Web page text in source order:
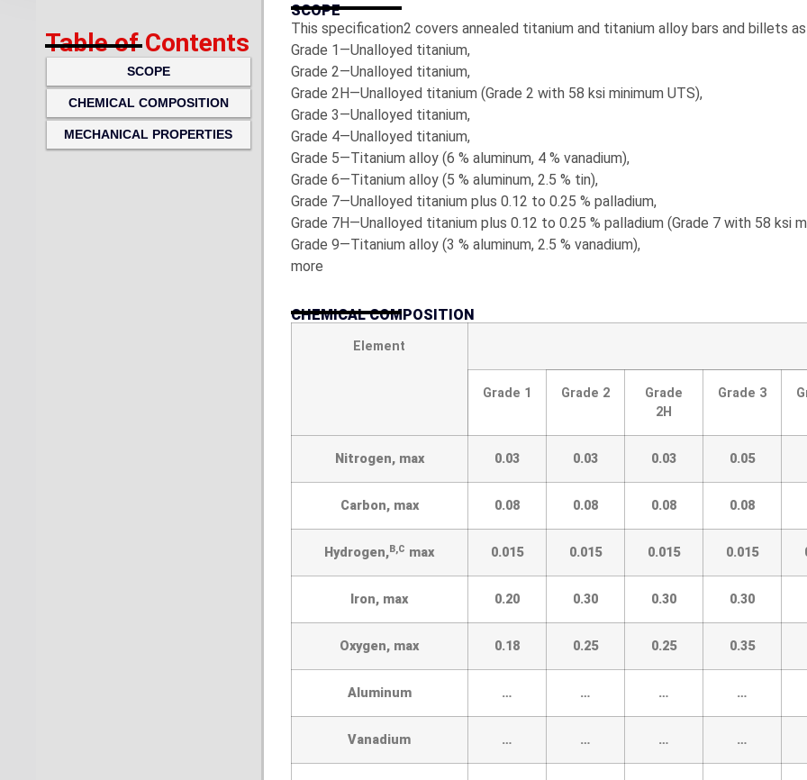
Table of Contents
SCOPE
CHEMICAL COMPOSITION
MECHANICAL PROPERTIES
SCOPE
This specification2 covers annealed titanium and titanium alloy bars and billets
Grade 1—Unalloyed titanium,
Grade 2—Unalloyed titanium,
Grade 2H—Unalloyed titanium (Grade 2 with 58 ksi minimum UTS),
Grade 3—Unalloyed titanium,
Grade 4—Unalloyed titanium,
Grade 5—Titanium alloy (6 % aluminum, 4 % vanadium),
Grade 6—Titanium alloy (5 % aluminum, 2.5 % tin),
Grade 7—Unalloyed titanium plus 0.12 to 0.25 % palladium,
Grade 7H—Unalloyed titanium plus 0.12 to 0.25 % palladium (Grade 7 with 58 ksi
Grade 9—Titanium alloy (3 % aluminum, 2.5 % vanadium),
more
CHEMICAL COMPOSITION
Element
Grade 1 Grade 2
Grade
2H
Grade 3
Nitrogen, max 0.03 0.03 0.03 0.05
Carbon, max 0.08 0.08 0.08 0.08
Hydrogen,B,C max 0.015 0.015 0.015 0.015
Iron, max 0.20 0.30 0.30 0.30
Oxygen, max 0.18 0.25 0.25 0.35
Aluminum … … … …
Vanadium … … … …